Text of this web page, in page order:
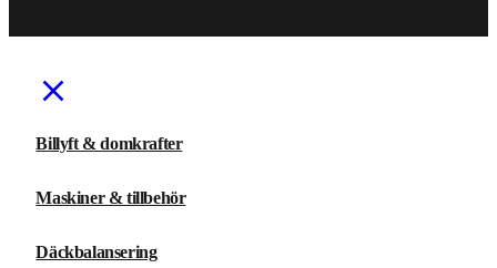
Billyft & domkrafter
Maskiner & tillbehör
Däckbalansering